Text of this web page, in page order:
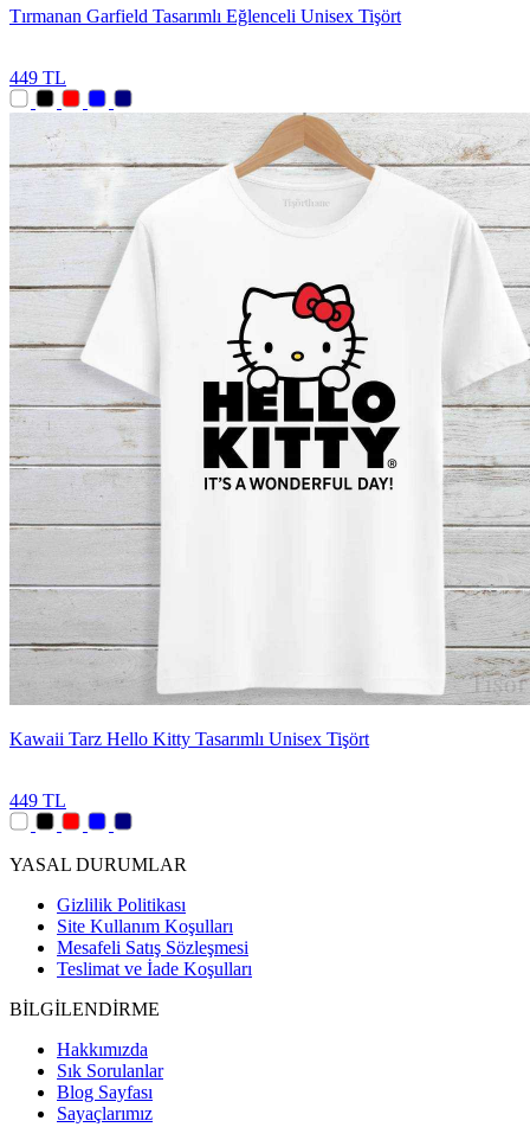
Tırmanan Garfield Tasarımlı Eğlenceli Unisex Tişört
449 TL
Kawaii Tarz Hello Kitty Tasarımlı Unisex Tişört
449 TL
YASAL DURUMLAR
Gizlilik Politikası
Site Kullanım Koşulları
Mesafeli Satış Sözleşmesi
Teslimat ve İade Koşulları
BİLGİLENDİRME
Hakkımızda
Sık Sorulanlar
Blog Sayfası
Sayaçlarımız